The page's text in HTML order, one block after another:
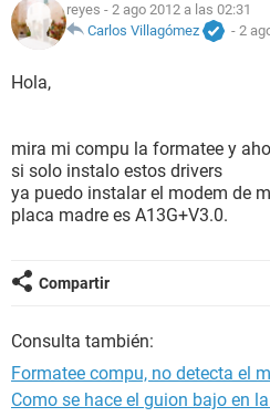
reyes - 2 ago 2012 a las 02:31
Carlos Villagómez
- 2
Hola,
mira mi compu la formatee y
si solo instalo estos drivers
ya puedo instalar el modem de
placa madre es A13G+V3.0.
Compartir
Consulta también:
Formatee compu, no detecta el
Como se hace el guion bajo en